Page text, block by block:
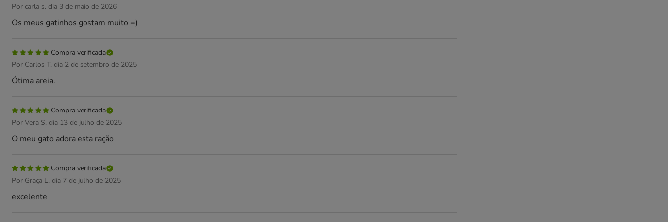
Por carla s. dia 3 de maio de 2026
Os meus gatinhos gostam muito =)
Compra verificada
Por Carlos T. dia 2 de setembro de 2025
Ótima areia.
Compra verificada
Por Vera S. dia 13 de julho de 2025
O meu gato adora esta ração
Compra verificada
Por Graça L. dia 7 de julho de 2025
excelente